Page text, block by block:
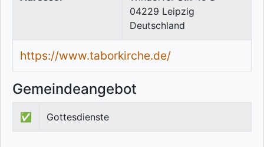
04229 Leipzig
Deutschland
https://www.taborkirche.de/
Gemeindeangebot
✅ Gottesdienste